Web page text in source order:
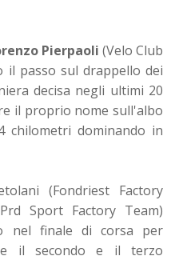
Pierpaoli (Velo Club
il passo sul drappello dei
decisa negli ultimi 20
il proprio nome sull'albo
chilometri dominando in
(Fondriest Factory
Sport Factory Team)
nel finale di corsa per
il secondo e il terzo